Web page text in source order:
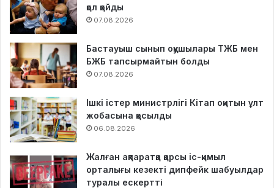
қол қойды
07.08.2026
Бастауыш сынып оқушылары ТЖБ мен
БЖБ тапсырмайтын болды
07.08.2026
Ішкі істер министрлігі Кітап оқитын ұлт
жобасына қосылды
06.08.2026
Жалған ақпаратқа қарсы іс-қимыл
орталығы кезекті дипфейк шабуылдар
туралы ескертті